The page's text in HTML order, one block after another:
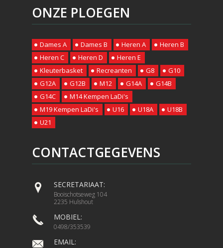
ONZE PLOEGEN
Dames A Dames B Heren A
Heren B
Heren C
Heren D
Heren E
Kleuterbasket
Recreanten G8
G10
G12A
G12B M12 G14A
G14B
G14C
M14 Kempen LaDi's
M19 Kempen LaDi's
U16 U18A
U18B
U21
CONTACTGEGEVENS
SECRETARIAAT:
Booischotseweg 104
2235 Hulshout
MOBIEL:
0498/353539
EMAIL: